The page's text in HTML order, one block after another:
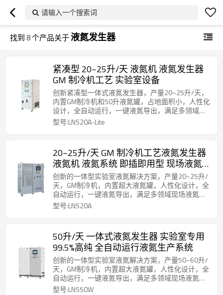
请输入一个搜索词
找到8个产品关于液氮发生器
紧凑型 20~25升/天 液氮机 液氮发生器
GM 制冷机工艺 实验室设备
创新紧凑型一体式液氮发生器，产量20~25升/天，
内置GM制冷机和50升液氮罐，占地面积小，人性化
设计，全自动运行，一键液氮导出，满足多领域现
场液氮制备需求。
型号:LNS20A-Lite
20~25升/天 GM 制冷机工艺液氮发生器
液氮机 液氮系统 即插即用型 现场液氮
供应设备
创新的一体型实验室液氮解决方案，产量20~25升/
天，GM制冷机，内置超大液氮罐，人性化设计，全
自动运行，一键液氮导出，满足多领域现场液氮制
备需求。
型号:LNS20A
50升/天 一体式液氮发生器 实验室专用
99.5%高纯 全自动运行液氮生产系统
创新的一体型实验室液氮解决方案，产量50~60升/
天，GM制冷机，内置超大液氮罐，人性化设计，全
自动运行，一键液氮导出，满足多领域现场液氮制
备需求。
型号:LNS50W